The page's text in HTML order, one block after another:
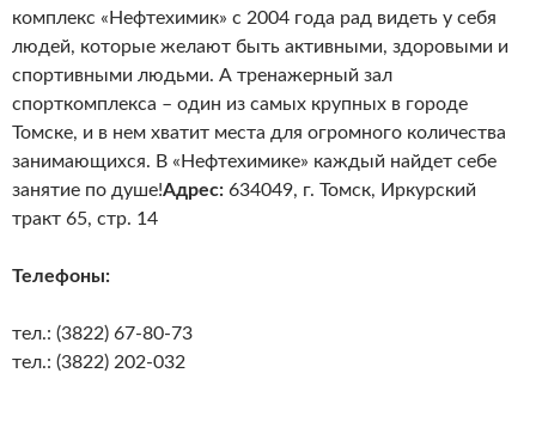
комплекс «Нефтехимик» с 2004 года рад видеть у себя
людей, которые желают быть активными, здоровыми и
спортивными людьми. А тренажерный зал
спорткомплекса – один из самых крупных в городе
Томске, и в нем хватит места для огромного количества
занимающихся. В «Нефтехимике» каждый найдет себе
занятие по душе!Адрес: 634049, г. Томск, Иркурский
тракт 65, стр. 14
Телефоны:
тел.: (3822) 67-80-73
тел.: (3822) 202-032